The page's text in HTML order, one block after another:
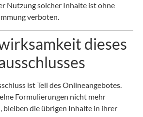
Nutzung solcher Inhalte ist ohne
verboten.
dieses
ist Teil des Onlineangebotes.
Formulierungen nicht mehr
bleiben die übrigen Inhalte in ihrer